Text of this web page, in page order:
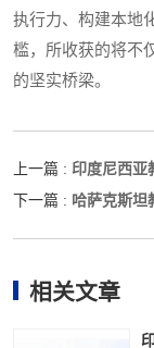
执行力、构建本地
槛，所收获的将不
的坚实桥梁。
上一篇 : 印度尼西亚
下一篇 : 哈萨克斯坦
相关文章